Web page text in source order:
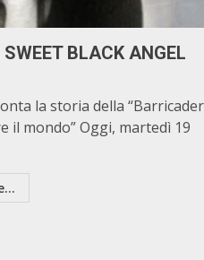
BLACK ANGEL
la storia della
il mondo” Oggi, martedì 19